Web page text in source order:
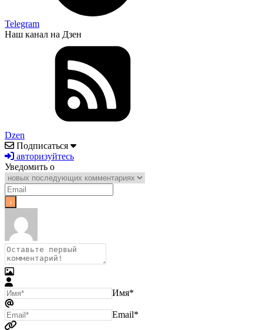
Telegram
Наш канал на Дзен
Dzen
Подписаться
авторизуйтесь
Уведомить о
Имя*
Email*